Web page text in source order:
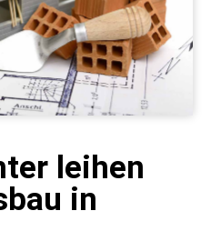
leihen
in